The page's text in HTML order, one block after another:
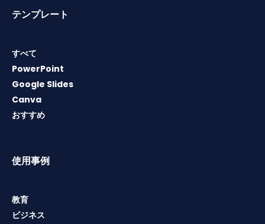
テンプレート
すべて
PowerPoint
Google Slides
Canva
おすすめ
使用事例
教育
ビジネス